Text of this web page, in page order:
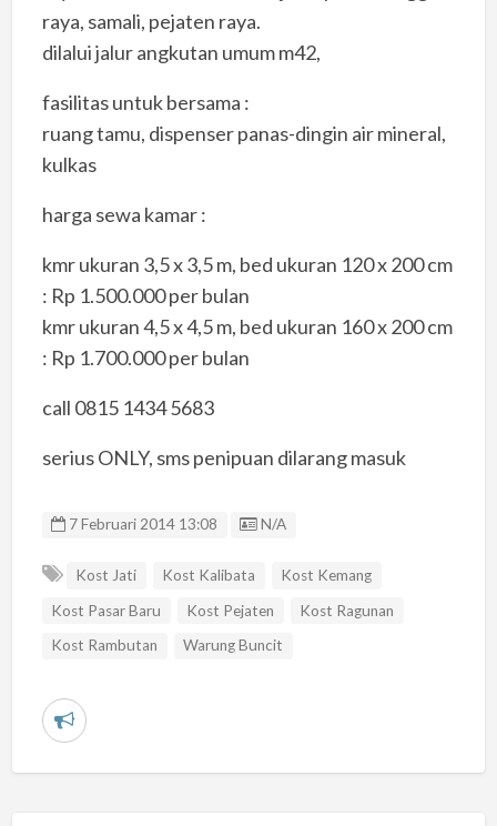
raya, samali, pejaten raya.
dilalui jalur angkutan umum m42,
fasilitas untuk bersama :
ruang tamu, dispenser panas-dingin air mineral,
kulkas
harga sewa kamar :
kmr ukuran 3,5 x 3,5 m, bed ukuran 120 x 200 cm
: Rp 1.500.000 per bulan
kmr ukuran 4,5 x 4,5 m, bed ukuran 160 x 200 cm
: Rp 1.700.000 per bulan
call 0815 1434 5683
serius ONLY, sms penipuan dilarang masuk
7 Februari 2014 13:08 Listing ID
N/A
Kost Jati Kost Kalibata
Kost Kemang
Kost Pasar Baru
Kost Pejaten
Kost Ragunan
Kost Rambutan
Warung Buncit
L